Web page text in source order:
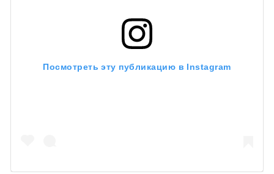
Посмотреть эту публикацию в Instagram